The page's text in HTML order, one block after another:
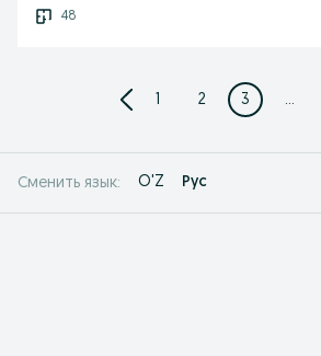
48
1 2 3 ...
Сменить язык: O'Z Рус